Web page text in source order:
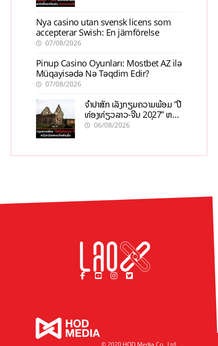
Nya casino utan svensk licens som
accepterar Swish: En jämförelse
07/08/2026
Pinup Casino Oyunları: Mostbet AZ ilə
Müqayisədə Nə Təqdim Edir?
07/08/2026
ຈຳປາສັກ ເລັ່ງກຽມຄວາມພ້ອມ “ປີ
ທ່ອງທ່ຽວລາວ-ຈີນ 2027” ຫວັງ
ກະຕຸ້ນເສດຖະກິດທ້ອງຖິ່ນ
06/08/2026
© 2020 HOD Media Co., Ltd.